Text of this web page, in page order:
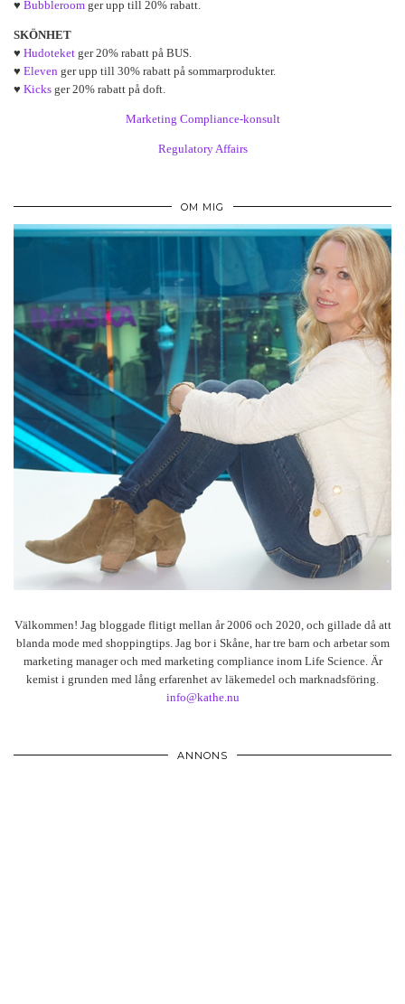
♥ Bubbleroom ger upp till 20% rabatt.
SKÖNHET
♥ Hudoteket ger 20% rabatt på BUS.
♥ Eleven ger upp till 30% rabatt på sommarprodukter.
♥ Kicks ger 20% rabatt på doft.
Marketing Compliance-konsult
Regulatory Affairs
OM MIG
Välkommen! Jag bloggade flitigt mellan år 2006 och 2020, och gillade då att
blanda mode med shoppingtips. Jag bor i Skåne, har tre barn och arbetar som
marketing manager och med marketing compliance inom Life Science. Är
kemist i grunden med lång erfarenhet av läkemedel och marknadsföring.
info@kathe.nu
ANNONS